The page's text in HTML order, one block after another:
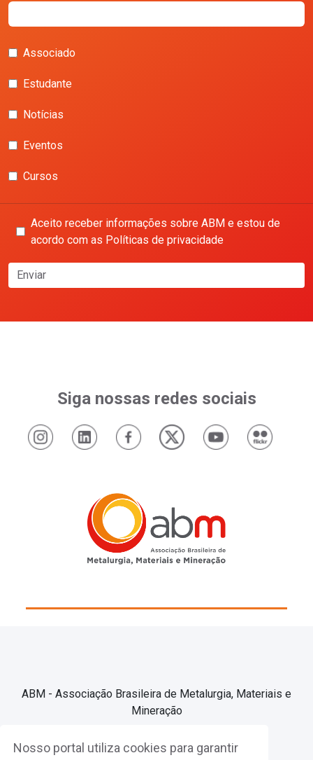
Nosso portal utiliza cookies para garantir
Associado
Estudante
Notícias
Eventos
Cursos
Aceito receber informações sobre ABM e estou de
acordo com as Políticas de privacidade
Enviar
Siga nossas redes sociais
ABM - Associação Brasileira de Metalurgia, Materiais e
Mineração